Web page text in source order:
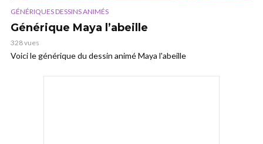
GÉNÉRIQUES DESSINS ANIMÉS
Générique Maya l’abeille
328 vues
Voici le générique du dessin animé Maya l'abeille